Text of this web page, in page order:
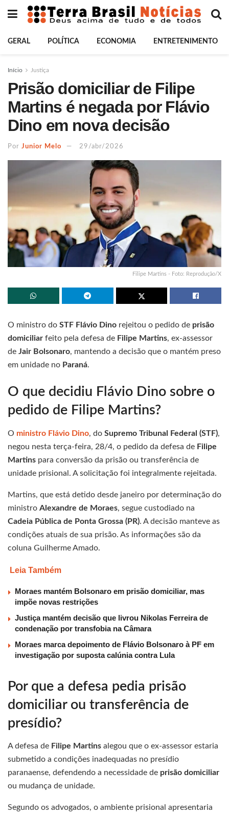
GERAL POLÍTICA ECONOMIA ENTRETENIMENTO
Início Justiça
Prisão domiciliar de Filipe
Martins é negada por Flávio
Dino em nova decisão
Por Junior Melo 29/abr/2026
Filipe Martins - Foto: Reprodução/X
O ministro do STF Flávio Dino rejeitou o pedido de prisão
domiciliar feito pela defesa de Filipe Martins, ex-assessor
de Jair Bolsonaro, mantendo a decisão que o mantém preso
em unidade no Paraná.
O que decidiu Flávio Dino sobre o
pedido de Filipe Martins?
O ministro Flávio Dino, do Supremo Tribunal Federal (STF),
negou nesta terça-feira, 28/4, o pedido da defesa de Filipe
Martins para conversão da prisão ou transferência de
unidade prisional. A solicitação foi integralmente rejeitada.
Martins, que está detido desde janeiro por determinação do
ministro Alexandre de Moraes, segue custodiado na
Cadeia Pública de Ponta Grossa (PR). A decisão manteve as
condições atuais de sua prisão. As informações são da
coluna Guilherme Amado.
Leia Também
Moraes mantém Bolsonaro em prisão domiciliar, mas
impõe novas restrições
Justiça mantém decisão que livrou Nikolas Ferreira de
condenação por transfobia na Câmara
Moraes marca depoimento de Flávio Bolsonaro à PF em
investigação por suposta calúnia contra Lula
Por que a defesa pedia prisão
domiciliar ou transferência de
presídio?
A defesa de Filipe Martins alegou que o ex-assessor estaria
submetido a condições inadequadas no presídio
paranaense, defendendo a necessidade de prisão domiciliar
ou mudança de unidade.
Segundo os advogados, o ambiente prisional apresentaria